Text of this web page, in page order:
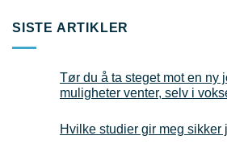
SISTE ARTIKLER
Tør du å ta steget mot en ny
muligheter venter, selv i
Hvilke studier gir meg sikker